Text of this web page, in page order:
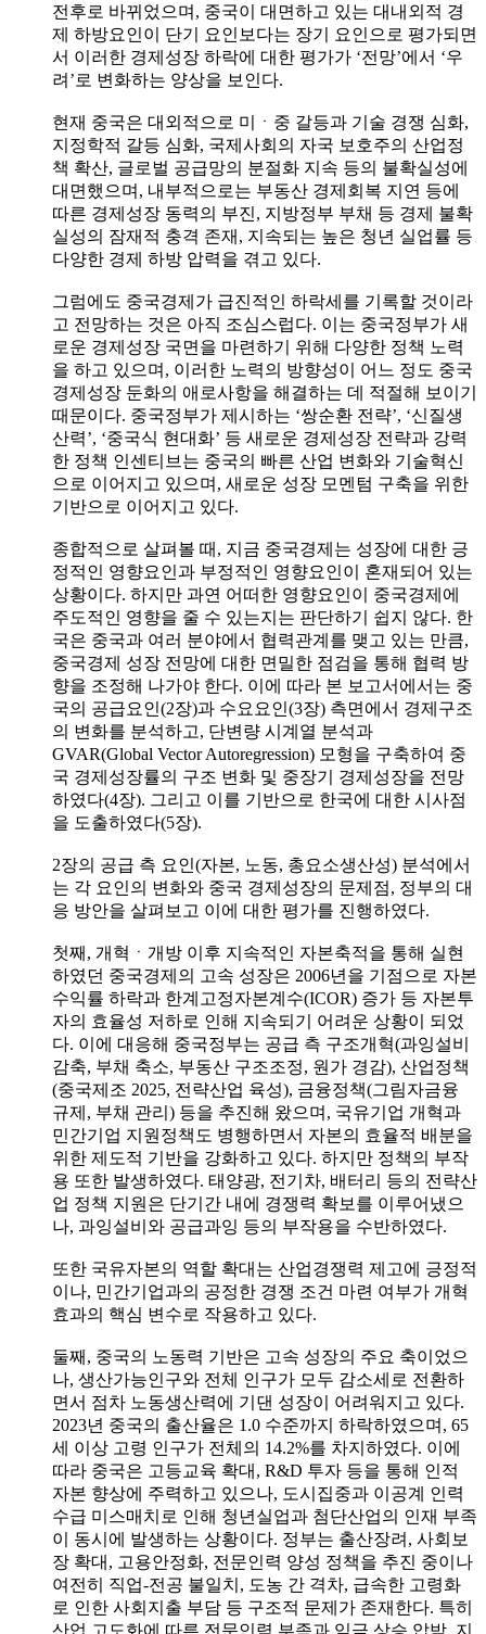
전후로 바뀌었으며, 중국이 대면하고 있는 대내외적 경
제 하방요인이 단기 요인보다는 장기 요인으로 평가되면
서 이러한 경제성장 하락에 대한 평가가 ‘전망’에서 ‘우
려’로 변화하는 양상을 보인다.
현재 중국은 대외적으로 미ㆍ중 갈등과 기술 경쟁 심화,
지정학적 갈등 심화, 국제사회의 자국 보호주의 산업정
책 확산, 글로벌 공급망의 분절화 지속 등의 불확실성에
대면했으며, 내부적으로는 부동산 경제회복 지연 등에
따른 경제성장 동력의 부진, 지방정부 부채 등 경제 불확
실성의 잠재적 충격 존재, 지속되는 높은 청년 실업률 등
다양한 경제 하방 압력을 겪고 있다.
그럼에도 중국경제가 급진적인 하락세를 기록할 것이라
고 전망하는 것은 아직 조심스럽다. 이는 중국정부가 새
로운 경제성장 국면을 마련하기 위해 다양한 정책 노력
을 하고 있으며, 이러한 노력의 방향성이 어느 정도 중국
경제성장 둔화의 애로사항을 해결하는 데 적절해 보이기
때문이다. 중국정부가 제시하는 ‘쌍순환 전략’, ‘신질생
산력’, ‘중국식 현대화’ 등 새로운 경제성장 전략과 강력
한 정책 인센티브는 중국의 빠른 산업 변화와 기술혁신
으로 이어지고 있으며, 새로운 성장 모멘텀 구축을 위한
기반으로 이어지고 있다.
종합적으로 살펴볼 때, 지금 중국경제는 성장에 대한 긍
정적인 영향요인과 부정적인 영향요인이 혼재되어 있는
상황이다. 하지만 과연 어떠한 영향요인이 중국경제에
주도적인 영향을 줄 수 있는지는 판단하기 쉽지 않다. 한
국은 중국과 여러 분야에서 협력관계를 맺고 있는 만큼,
중국경제 성장 전망에 대한 면밀한 점검을 통해 협력 방
향을 조정해 나가야 한다. 이에 따라 본 보고서에서는 중
국의 공급요인(2장)과 수요요인(3장) 측면에서 경제구조
의 변화를 분석하고, 단변량 시계열 분석과
GVAR(Global Vector Autoregression) 모형을 구축하여 중
국 경제성장률의 구조 변화 및 중장기 경제성장을 전망
하였다(4장). 그리고 이를 기반으로 한국에 대한 시사점
을 도출하였다(5장).
2장의 공급 측 요인(자본, 노동, 총요소생산성) 분석에서
는 각 요인의 변화와 중국 경제성장의 문제점, 정부의 대
응 방안을 살펴보고 이에 대한 평가를 진행하였다.
첫째, 개혁ㆍ개방 이후 지속적인 자본축적을 통해 실현
하였던 중국경제의 고속 성장은 2006년을 기점으로 자본
수익률 하락과 한계고정자본계수(ICOR) 증가 등 자본투
자의 효율성 저하로 인해 지속되기 어려운 상황이 되었
다. 이에 대응해 중국정부는 공급 측 구조개혁(과잉설비
감축, 부채 축소, 부동산 구조조정, 원가 경감), 산업정책
(중국제조 2025, 전략산업 육성), 금융정책(그림자금융
규제, 부채 관리) 등을 추진해 왔으며, 국유기업 개혁과
민간기업 지원정책도 병행하면서 자본의 효율적 배분을
위한 제도적 기반을 강화하고 있다. 하지만 정책의 부작
용 또한 발생하였다. 태양광, 전기차, 배터리 등의 전략산
업 정책 지원은 단기간 내에 경쟁력 확보를 이루어냈으
나, 과잉설비와 공급과잉 등의 부작용을 수반하였다.
또한 국유자본의 역할 확대는 산업경쟁력 제고에 긍정적
이나, 민간기업과의 공정한 경쟁 조건 마련 여부가 개혁
효과의 핵심 변수로 작용하고 있다.
둘째, 중국의 노동력 기반은 고속 성장의 주요 축이었으
나, 생산가능인구와 전체 인구가 모두 감소세로 전환하
면서 점차 노동생산력에 기댄 성장이 어려워지고 있다.
2023년 중국의 출산율은 1.0 수준까지 하락하였으며, 65
세 이상 고령 인구가 전체의 14.2%를 차지하였다. 이에
따라 중국은 고등교육 확대, R&D 투자 등을 통해 인적
자본 향상에 주력하고 있으나, 도시집중과 이공계 인력
수급 미스매치로 인해 청년실업과 첨단산업의 인재 부족
이 동시에 발생하는 상황이다. 정부는 출산장려, 사회보
장 확대, 고용안정화, 전문인력 양성 정책을 추진 중이나
여전히 직업-전공 불일치, 도농 간 격차, 급속한 고령화
로 인한 사회지출 부담 등 구조적 문제가 존재한다. 특히
산업 고도화에 따른 전문인력 부족과 임금 상승 압박, 지